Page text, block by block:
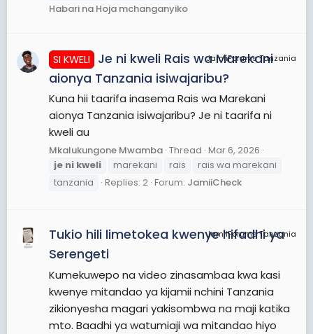
Habari na Hoja mchanganyiko
JamiiForums Tanzania
SI KWELI
Je ni kweli Rais wa Marekani
aionya Tanzania isiwajaribu?
Kuna hii taarifa inasema Rais wa Marekani
aionya Tanzania isiwajaribu? Je ni taarifa ni
kweli au
Mkalukungone Mwamba Thread Mar 6, 2026
je ni kweli marekani rais
rais wa marekani
tanzania
Replies: 2 Forum: JamiiCheck
JamiiForums Tanzania
Tukio hili limetokea kwenye hifadhi ya
Serengeti
Kumekuwepo na video zinasambaa kwa kasi
kwenye mitandao ya kijamii nchini Tanzania
zikionyesha magari yakisombwa na maji katika
mto. Baadhi ya watumiaji wa mitandao hiyo